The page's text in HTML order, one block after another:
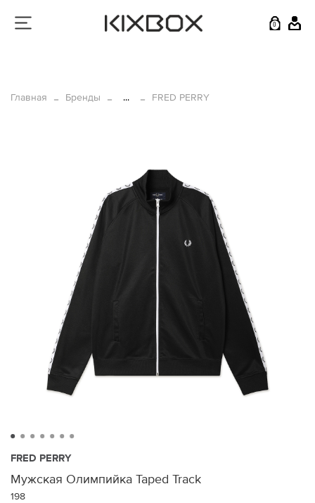
0
Главная Бренды ... FRED PERRY
FRED PERRY
Мужская Олимпийка Taped Track
198